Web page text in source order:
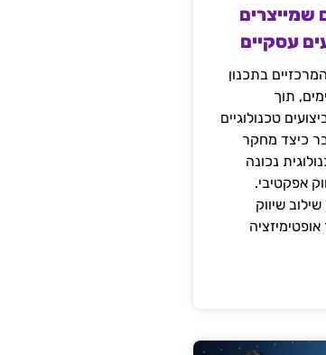
שמייצרים
עסקיים
בתכנון
תוך
טכנולוגיים
כיצד מחקר
נכונה
אפקטיבי.
שיווק